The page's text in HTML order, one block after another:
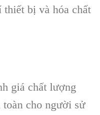
thiết bị và hóa chất
giá chất lượng
toàn cho người sử